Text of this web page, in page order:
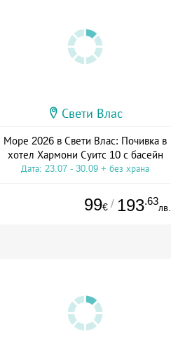
Свети Влас
Море 2026 в Свети Влас: Почивка в
хотел Хармони Суитс 10 с басейн
Дата: 23.07 - 30.09 + без храна
99€ / 193.63
лв.